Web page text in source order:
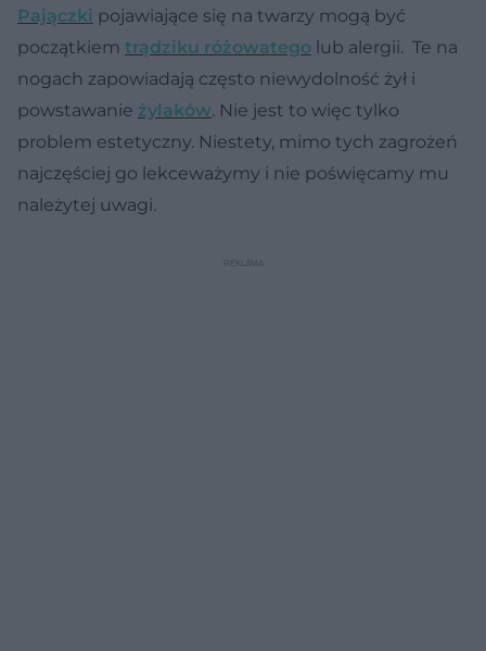
Pajączki pojawiające się na twarzy mogą być
początkiem trądziku różowatego lub alergii. Te na
nogach zapowiadają często niewydolność żył i
powstawanie żylaków. Nie jest to więc tylko
problem estetyczny. Niestety, mimo tych zagrożeń
najczęściej go lekceważymy i nie poświęcamy mu
należytej uwagi.